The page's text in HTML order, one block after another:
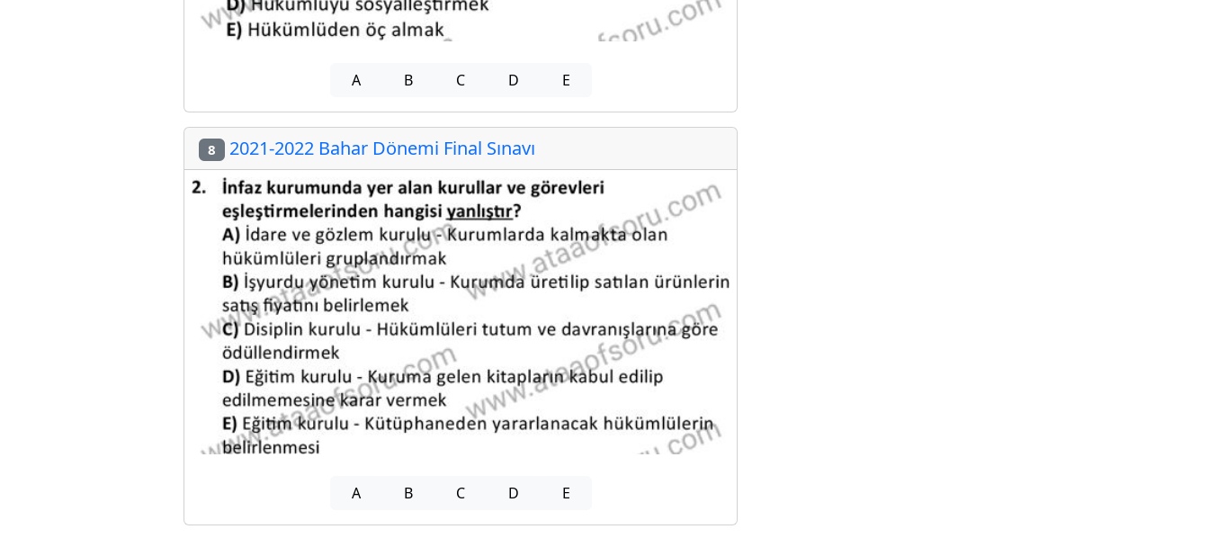
A B C D E
8 2021-2022 Bahar Dönemi Final Sınavı
A B C D E